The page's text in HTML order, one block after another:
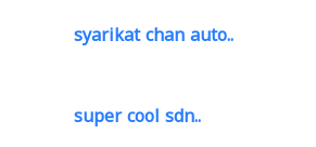
syarikat chan auto..
super cool sdn..